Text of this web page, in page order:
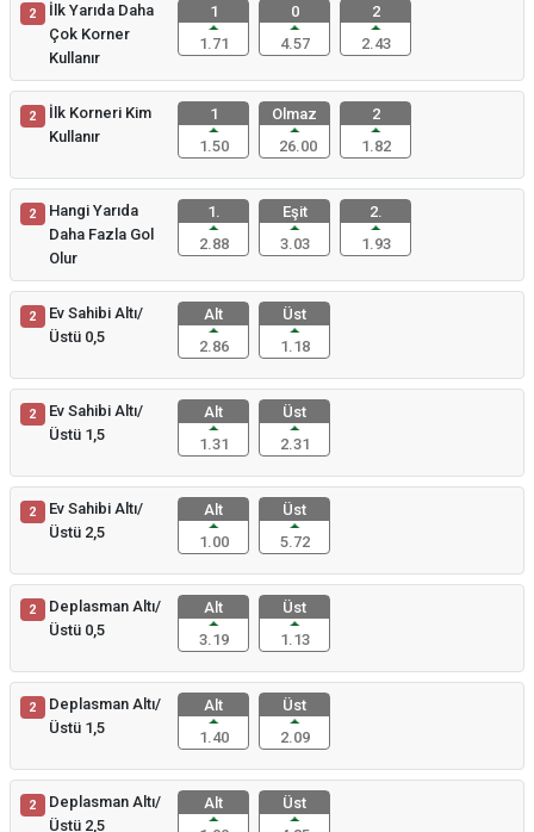
2
İlk Yarıda Daha
Çok Korner
Kullanır
1
1.71
0
4.57
2
2.43
2
İlk Korneri Kim
Kullanır
1
1.50
Olmaz
26.00
2
1.82
2
Hangi Yarıda
Daha Fazla Gol
Olur
1.
2.88
Eşit
3.03
2.
1.93
2
Ev Sahibi Altı/
Üstü 0,5
Alt
2.86
Üst
1.18
2
Ev Sahibi Altı/
Üstü 1,5
Alt
1.31
Üst
2.31
2
Ev Sahibi Altı/
Üstü 2,5
Alt
1.00
Üst
5.72
2
Deplasman Altı/
Üstü 0,5
Alt
3.19
Üst
1.13
2
Deplasman Altı/
Üstü 1,5
Alt
1.40
Üst
2.09
2
Deplasman Altı/
Üstü 2,5
Alt
Üst